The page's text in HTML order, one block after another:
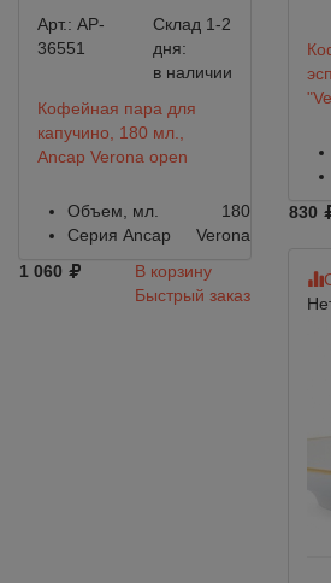
Арт.: AP-
36551
Склад 1-2
дня:
в наличии
Кофейная пара для
капучино, 180 мл.,
Ancap Verona open
Объем, мл.
180
Серия Ancap
Verona
1 060
В корзину
Быстрый заказ
830